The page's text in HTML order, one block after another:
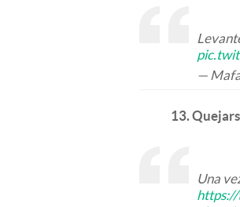
—
13.
Una